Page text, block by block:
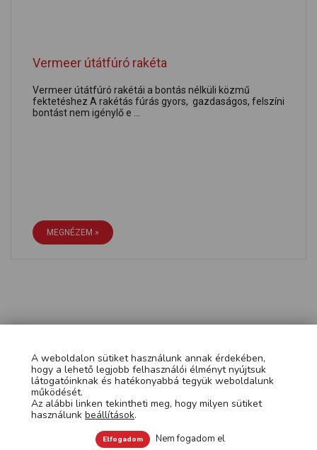
Vermeer útátfúró rakéta
Vermeer útátfúró rakétái a bontás nélküli közmű
fektetéshez A rakétás fúrás gyors, gazdaságos, felszíni
bontást nem igénylő e ...
MEGNÉZEM »
A weboldalon sütiket használunk annak érdekében,
hogy a lehető legjobb felhasználói élményt nyújtsuk
látogatóinknak és hatékonyabbá tegyük weboldalunk
működését.
Az alábbi linken tekintheti meg, hogy milyen sütiket
használunk beállítások.
Elfogadom Nem fogadom el